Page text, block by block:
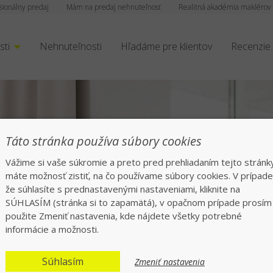
Realitná akadémia maklérov
Mám na predaj nehnuteľnosť
predaj
Nehnuteľnosti Hľadáme pre klientov Recenzie
klientov
Táto stránka používa súbory cookies
Vážime si vaše súkromie a preto pred prehliadaním tejto
máte možnosť zistiť, na čo používame súbory cookies. V
že súhlasíte s prednastavenými nastaveniami, kliknite na
SÚHLASÍM (stránka si to zapamätá), v opačnom prípade prosím
použite Zmeniť nastavenia, kde nájdete všetky potrebné
informácie a možnosti.
Súhlasím Zmeniť nastavenia